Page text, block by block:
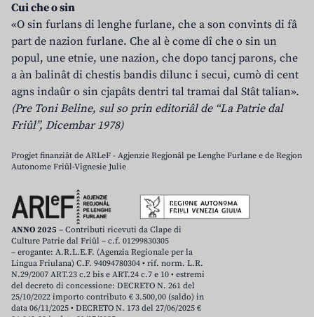
Cui che o sin
«O sin furlans di lenghe furlane, che a son convints di fâ
part de nazion furlane. Che al è come dî che o sin un
popul, une etnie, une nazion, che dopo tancj parons, che
a àn balinât di chestis bandis dilunc i secui, cumò di cent
agns indaûr o sin cjapâts dentri tal tramai dal Stât talian».
(Pre Toni Beline, sul so prin editoriâl de “La Patrie dal
Friûl”, Dicembar 1978)
Progjet finanziât de ARLeF - Agjenzie Regjonâl pe Lenghe Furlane e de Regjon
Autonome Friûl-Vignesie Julie
ANNO 2025 – Contributi ricevuti da Clape di
Culture Patrie dal Friûl – c.f. 01299830305
– erogante: A.R.L.E.F. (Agenzia Regionale per la
Lingua Friulana) C.F. 94094780304 • rif. norm. L.R.
N.29/2007 ART.23 c.2 bis e ART.24 c.7 e 10 • estremi
del decreto di concessione: DECRETO N. 261 del
25/10/2022 importo contributo € 3.500,00 (saldo) in
data 06/11/2025 • DECRETO N. 173 del 27/06/2025 €